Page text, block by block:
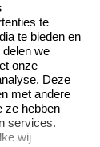
vragen
te
te bieden en
we
onze
Deze
met andere
ze hebben
services.
wij